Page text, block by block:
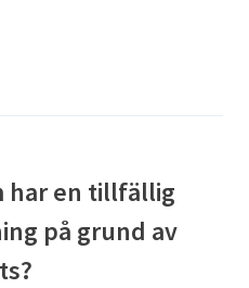
har en tillfällig
på grund av